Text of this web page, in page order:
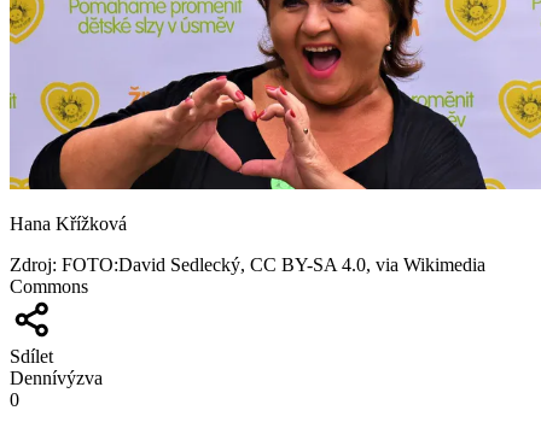
Hana Křížková
Zdroj: FOTO:David Sedlecký, CC BY-SA 4.0, via Wikimedia
Commons
Sdílet
Dennívýzva
0